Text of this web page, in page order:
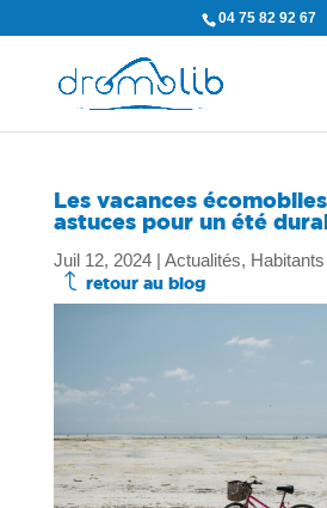
04 75 82 92 67
Les vacances
astuces pour un été
Juil 12, 2024| Actualités, Habitants
J retour au blog